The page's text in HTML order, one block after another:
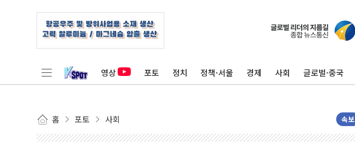
영상 포토 정치 정책·서울 경제 사회 글로벌·중국
홈 포토 사회 속보